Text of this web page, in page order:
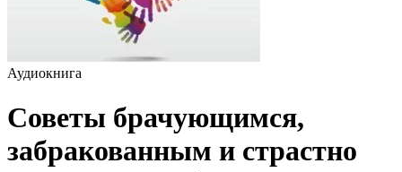
Аудиокнига
Советы брачующимся,
забракованным и страстно